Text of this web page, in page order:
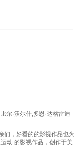
尔·沃尔什,多恩·达格雷迪
们，好看的的影视作品也为
动 的影视作品，创作于美